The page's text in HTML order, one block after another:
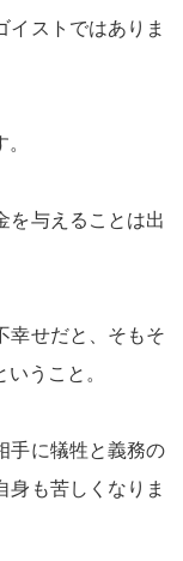
イストではありま
を与えることは出
幸せだと、そもそ
うこと。
手に犠牲と義務の
身も苦しくなりま